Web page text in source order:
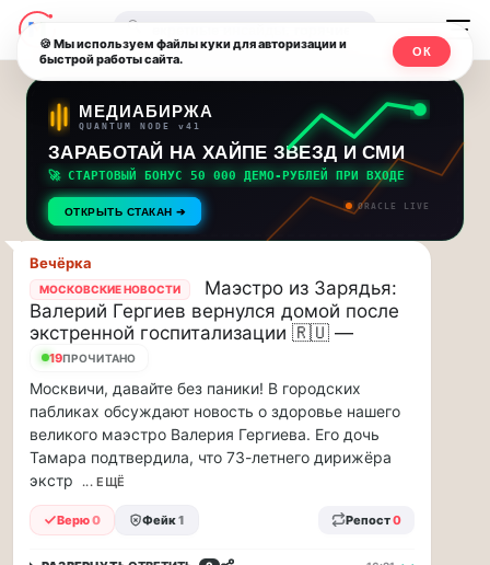
Последние
новости
обновления
потока:
Друзья,
приглашаем
на
музыкальную
прогулку
по
Москве
Чайковского!…
Друзья,
приглашаем
на
музыкальную
по
Москве
Москвичи.net
—
Главный
столичный
чат-
мессенджер,
новости
и
инсайды
Москвы
🔍
МЕДИАБИРЖА
QUANTUM NODE v41
ЗАРАБОТАЙ НА ХАЙПЕ ЗВЕЗД И СМИ
🚀 СТАРТОВЫЙ БОНУС 50 000 ДЕМО-РУБЛЕЙ ПРИ ВХОДЕ
ОТКРЫТЬ СТАКАН ➔ ORACLE LIVE
Вечёрка
МОСКОВСКИЕ НОВОСТИ
Маэстро из Зарядья:
Валерий Гергиев вернулся домой после
экстренной госпитализации 🇷🇺 —
19ПРОЧИТАНО
Москвичи, давайте без паники! В городских
пабликах обсуждают новость о здоровье нашего
великого маэстро Валерия Гергиева. Его дочь
Тамара подтвердила, что 73-летнего дирижёра
экстр
... ЕЩЁ
Верю0 Фейк1 Репост0
🍪 Мы используем файлы куки для авторизации и
быстрой работы сайта.
ОК